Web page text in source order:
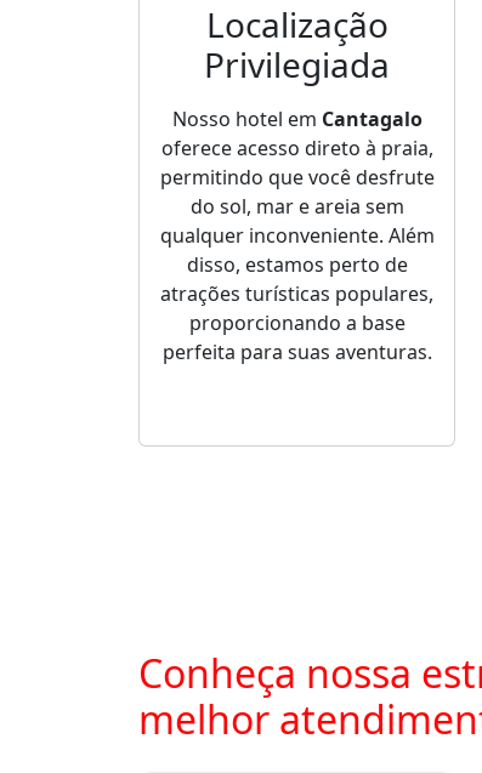
Localização
Privilegiada
Nosso hotel em Cantagalo
oferece acesso direto à praia,
permitindo que você desfrute
do sol, mar e areia sem
qualquer inconveniente. Além
disso, estamos perto de
atrações turísticas populares,
proporcionando a base
perfeita para suas aventuras.
Conheça nossa
melhor